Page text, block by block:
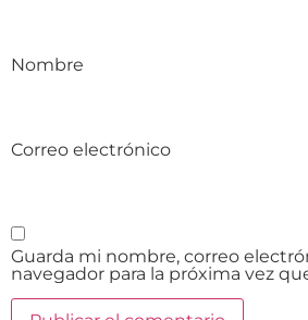
Nombre
Correo electrónico
Guarda mi nombre, correo
navegador para la próxima vez